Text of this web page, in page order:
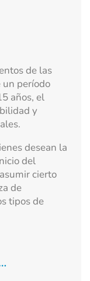
de las
período
años, el
y
desean la
del
cierto
de
tipos de